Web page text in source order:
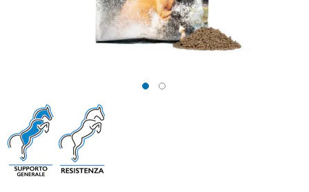
all'inizio
della
galleria
immagini